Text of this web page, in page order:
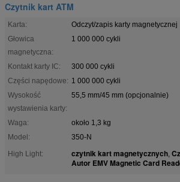
Czytnik kart ATM
Karta:
Odczyt/zapis karty magnetycznej
Głowica
magnetyczna:
1 000 000 cykli
Kontakt karty IC:
300 000 cykli
Części napędowe: 1 000 000 cykli
Wysokość
wystawienia karty:
55,5 mm/45 mm (opcjonalnie)
Waga:
około 1,3 kg
Model:
350-N
High Light:
czytnik kart magnetycznych,
Autor EMV Magnetic Card